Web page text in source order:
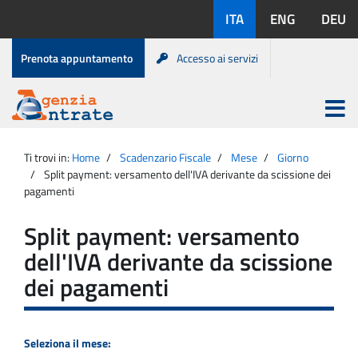
contenuto
disponibili:
ITA ENG DEU
Menu
di
servizio
Prenota appuntamento Accesso ai servizi
Agenzia
Entrate
Apri
menu
principale
Ti trovi in: Home Scadenzario Fiscale Mese
Giorno
Split payment: versamento dell'IVA derivante da scissione dei
pagamenti
Split payment: versamento
dell'IVA derivante da scissione
dei pagamenti
Seleziona il mese: